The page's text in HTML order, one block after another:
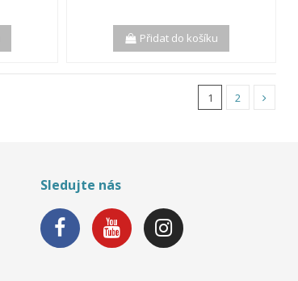
Přidat do košíku
1 2
Sledujte nás